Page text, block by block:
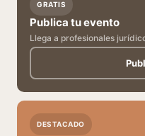
GRATIS
Publica tu evento
Llega a profesionales
DESTACADO